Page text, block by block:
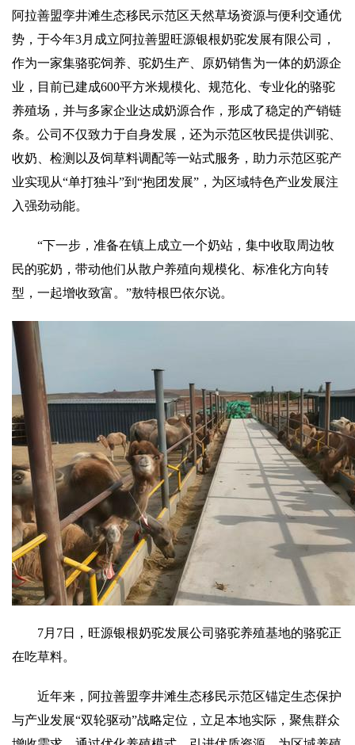
阿拉善盟孪井滩生态移民示范区天然草场资源与便利交通优
势，于今年3月成立阿拉善盟旺源银根奶驼发展有限公司，
作为一家集骆驼饲养、驼奶生产、原奶销售为一体的奶源企
业，目前已建成600平方米规模化、规范化、专业化的骆驼
养殖场，并与多家企业达成奶源合作，形成了稳定的产销链
条。公司不仅致力于自身发展，还为示范区牧民提供训驼、
收奶、检测以及饲草料调配等一站式服务，助力示范区驼产
业实现从“单打独斗”到“抱团发展”，为区域特色产业发展注
入强劲动能。
“下一步，准备在镇上成立一个奶站，集中收取周边牧
民的驼奶，带动他们从散户养殖向规模化、标准化方向转
型，一起增收致富。”敖特根巴依尔说。
7月7日，旺源银根奶驼发展公司骆驼养殖基地的骆驼正
在吃草料。
近年来，阿拉善盟孪井滩生态移民示范区锚定生态保护
与产业发展“双轮驱动”战略定位，立足本地实际，聚焦群众